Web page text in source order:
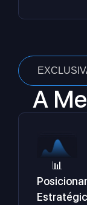
A
📊